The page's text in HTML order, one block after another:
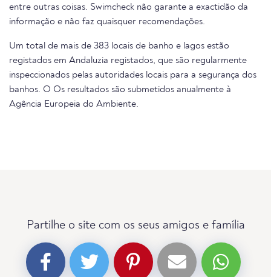
entre outras coisas. Swimcheck não garante a exactidão da
informação e não faz quaisquer recomendações.
Um total de mais de 383 locais de banho e lagos estão
registados em Andaluzia registados, que são regularmente
inspeccionados pelas autoridades locais para a segurança dos
banhos. O Os resultados são submetidos anualmente à
Agência Europeia do Ambiente.
Partilhe o site com os seus amigos e família